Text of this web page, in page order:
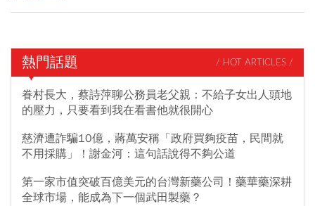
熱門話題 / HOT ARTICLES /
眷村長大，蔡詩萍聊公務員老父親：不給子女出人頭地
的壓力，只要看到我在看書他就很開心
慈濟遭詐騙10億，蔣萬安稱「政府買夠疫苗，民間就
不用採購」！謝金河：這句話說得不夠公道
第一家市值突破百億美元的台灣新藥公司！藥華藥深耕
全球市場，能成為下一個武田製藥？